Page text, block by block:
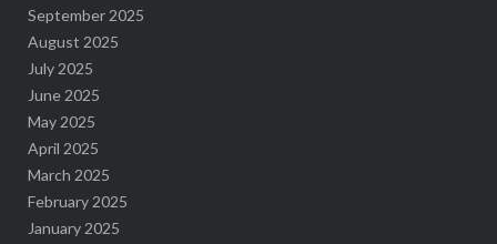
September 2025
August 2025
July 2025
June 2025
May 2025
April 2025
March 2025
February 2025
January 2025